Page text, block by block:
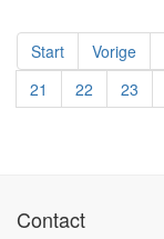
Start Vorige
21
22 23
Contact